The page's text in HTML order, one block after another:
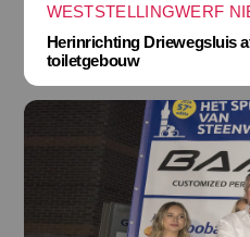
WESTSTELLINGWERF
Herinrichting Driewegsluis
toiletgebouw